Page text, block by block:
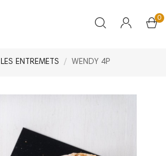
0
LES ENTREMETS WENDY 4P